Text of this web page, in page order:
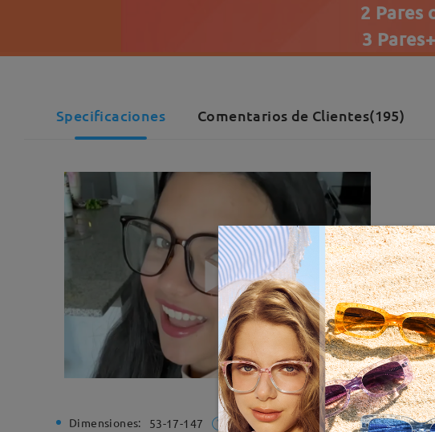
2 Pares
3
Specificaciones Comentarios de Clientes(195)
Dimensiones: 53-17-147 Ancho de la montura: